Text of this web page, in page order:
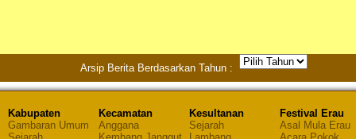
Arsip Berita Berdasarkan Tahun :
Kabupaten
Gambaran Umum
Kecamatan
Anggana
Kesultanan
Sejarah
Festival Erau
Asal Mula Erau